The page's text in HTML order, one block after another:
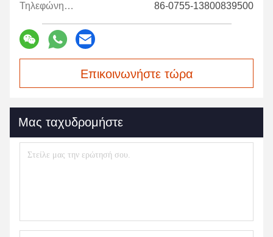
Τηλεφώνημα: 86-0755-13800839500
Επικοινωνήστε τώρα
Μας ταχυδρομήστε